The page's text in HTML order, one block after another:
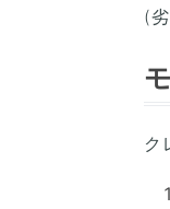
(
ク